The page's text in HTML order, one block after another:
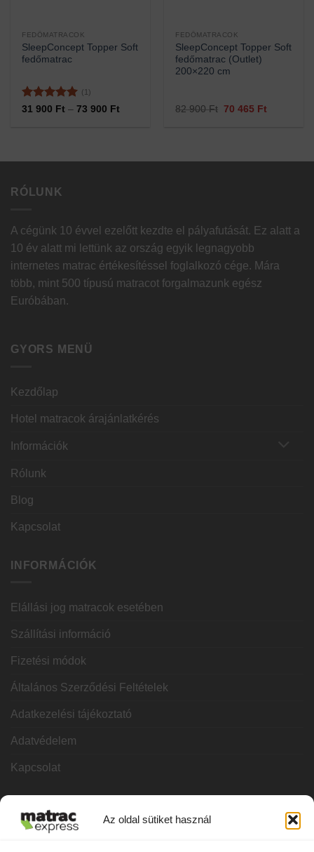
Az oldal sütiket használ
FEDŐMATRACOK
SleepConcept Topper Soft
fedőmatrac
Értékelés:5
(1)
31 900 Ft – 73 900 FtÁrtartomány:
FEDŐMATRACOK
SleepConcept Topper Soft
fedőmatrac (Outlet)
200×220 cm
82 900Ft Original
70 465 FtCurrent
RÓLUNK
A cégünk 10 évvel ezelőtt kezdte el pályafutását. Ez alatt a
10 év alatt mi lettünk az ország egyik legnagyobb
internetes matrac értékesítéssel foglalkozó cége. Mára
több, mint 500 típusú matracot forgalmazunk egész
Euróbában.
GYORS MENÜ
Kezdőlap
Hotel matracok árajánlatkérés
Információk
Rólunk
Blog
Kapcsolat
INFORMÁCIÓK
Elállási jog matracok esetében
Szállítási információ
Fizetési módok
Általános Szerződési Feltételek
Adatkezelési tájékoztató
Adatvédelem
Kapcsolat